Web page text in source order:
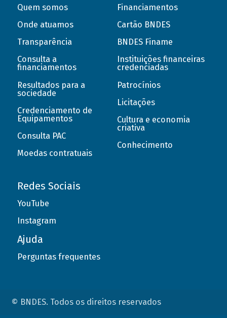
Quem somos
Onde atuamos
Transparência
Consulta a
financiamentos
Resultados para a
sociedade
Credenciamento de
Equipamentos
Consulta PAC
Moedas contratuais
Financiamentos
Cartão BNDES
BNDES Finame
Instituições financeiras
credenciadas
Patrocínios
Licitações
Cultura e economia
criativa
Conhecimento
Redes Sociais
YouTube
Instagram
Ajuda
Perguntas frequentes
© BNDES. Todos os direitos reservados